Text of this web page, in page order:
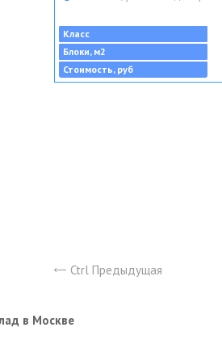
Класс
Блоки, м2
Стоимость, руб
Ctrl Предыдущая
в Москве